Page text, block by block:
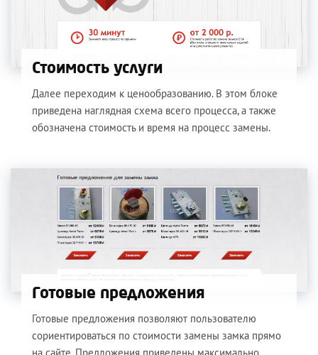
Стоимость услуги
Далее переходим к ценообразованию. В этом блоке
приведена наглядная схема всего процесса, а также
обозначена стоимость и время на процесс замены.
Готовые предложения
Готовые предложения позволяют пользователю
сориентироваться по стоимости замены замка прямо